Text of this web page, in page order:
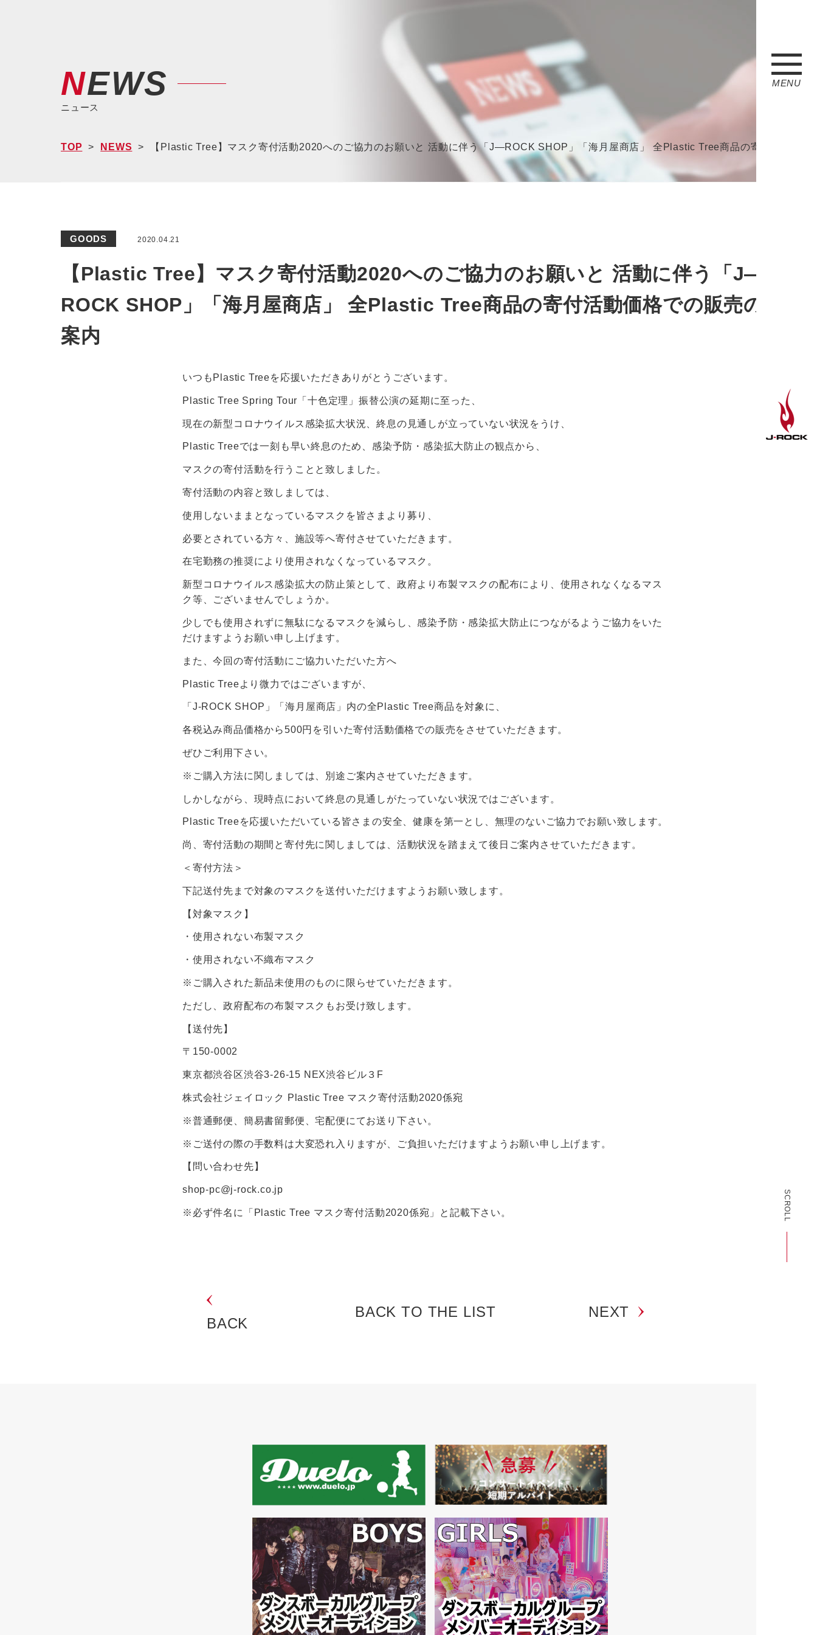
MENU
SCROLL
NEWS
ニュース
TOP NEWS 【Plastic Tree】マスク寄付活動2020へのご協力のお願いと 活動に伴う「J—ROCK SHOP」「海月屋商店」 全Plastic Tree商品の寄付活動価格での販売のご案内
GOODS 2020.04.21
【Plastic Tree】マスク寄付活動2020へのご協力のお願いと 活動に伴う「J—
ROCK SHOP」「海月屋商店」 全Plastic Tree商品の寄付活動価格での販売のご
案内
いつもPlastic Treeを応援いただきありがとうございます。
Plastic Tree Spring Tour「十色定理」振替公演の延期に至った、
現在の新型コロナウイルス感染拡大状況、終息の見通しが立っていない状況をうけ、
Plastic Treeでは一刻も早い終息のため、感染予防・感染拡大防止の観点から、
マスクの寄付活動を行うことと致しました。
寄付活動の内容と致しましては、
使用しないままとなっているマスクを皆さまより募り、
必要とされている方々、施設等へ寄付させていただきます。
在宅勤務の推奨により使用されなくなっているマスク。
新型コロナウイルス感染拡大の防止策として、政府より布製マスクの配布により、使用されなくなるマス
ク等、ございませんでしょうか。
少しでも使用されずに無駄になるマスクを減らし、感染予防・感染拡大防止につながるようご協力をいた
だけますようお願い申し上げます。
また、今回の寄付活動にご協力いただいた方へ
Plastic Treeより微力ではございますが、
「J-ROCK SHOP」「海月屋商店」内の全Plastic Tree商品を対象に、
各税込み商品価格から500円を引いた寄付活動価格での販売をさせていただきます。
ぜひご利用下さい。
※ご購入方法に関しましては、別途ご案内させていただきます。
しかしながら、現時点において終息の見通しがたっていない状況ではございます。
Plastic Treeを応援いただいている皆さまの安全、健康を第一とし、無理のないご協力でお願い致します。
尚、寄付活動の期間と寄付先に関しましては、活動状況を踏まえて後日ご案内させていただきます。
＜寄付方法＞
下記送付先まで対象のマスクを送付いただけますようお願い致します。
【対象マスク】
・使用されない布製マスク
・使用されない不織布マスク
※ご購入された新品未使用のものに限らせていただきます。
ただし、政府配布の布製マスクもお受け致します。
【送付先】
〒150-0002
東京都渋谷区渋谷3-26-15 NEX渋谷ビル３F
株式会社ジェイロック Plastic Tree マスク寄付活動2020係宛
※普通郵便、簡易書留郵便、宅配便にてお送り下さい。
※ご送付の際の手数料は大変恐れ入りますが、ご負担いただけますようお願い申し上げます。
【問い合わせ先】
shop-pc@j-rock.co.jp
※必ず件名に「Plastic Tree マスク寄付活動2020係宛」と記載下さい。
BACK
BACK TO THE LIST NEXT